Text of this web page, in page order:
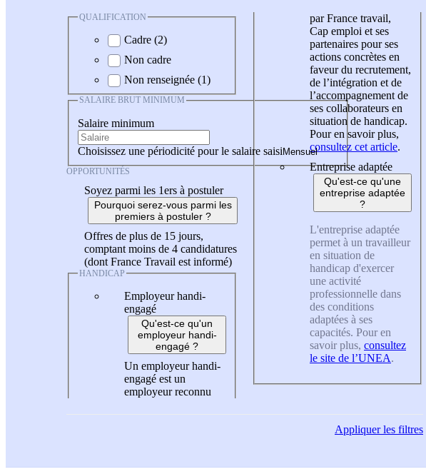
QUALIFICATION
Cadre (2)
Non cadre
Non renseignée (1)
SALAIRE BRUT MINIMUM
Salaire minimum
Choisissez une périodicité pour le salaire saisi
OPPORTUNITÉS
Soyez parmi les 1ers à postuler
Pourquoi serez-vous parmi les
premiers à postuler ?
Offres de plus de 15 jours,
comptant moins de 4 candidatures
(dont France Travail est informé)
HANDICAP
Employeur handi-
engagé
Qu'est-ce qu'un
employeur handi-
engagé ?
Un employeur handi-
engagé est un
employeur reconnu
par France travail,
Cap emploi et ses
partenaires pour ses
actions concrètes en
faveur du recrutement,
de l’intégration et de
l’accompagnement de
ses collaborateurs en
situation de handicap.
Pour en savoir plus,
consultez cet article.
Entreprise adaptée
Qu'est-ce qu'une
entreprise adaptée
?
L'entreprise adaptée
permet à un travailleur
en situation de
handicap d'exercer
une activité
professionnelle dans
des conditions
adaptées à ses
capacités. Pour en
savoir plus, consultez
le site de l’UNEA.
Appliquerles filtres